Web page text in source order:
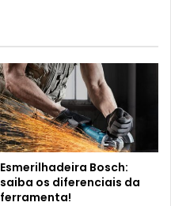
Esmerilhadeira Bosch:
saiba os diferenciais da
ferramenta!